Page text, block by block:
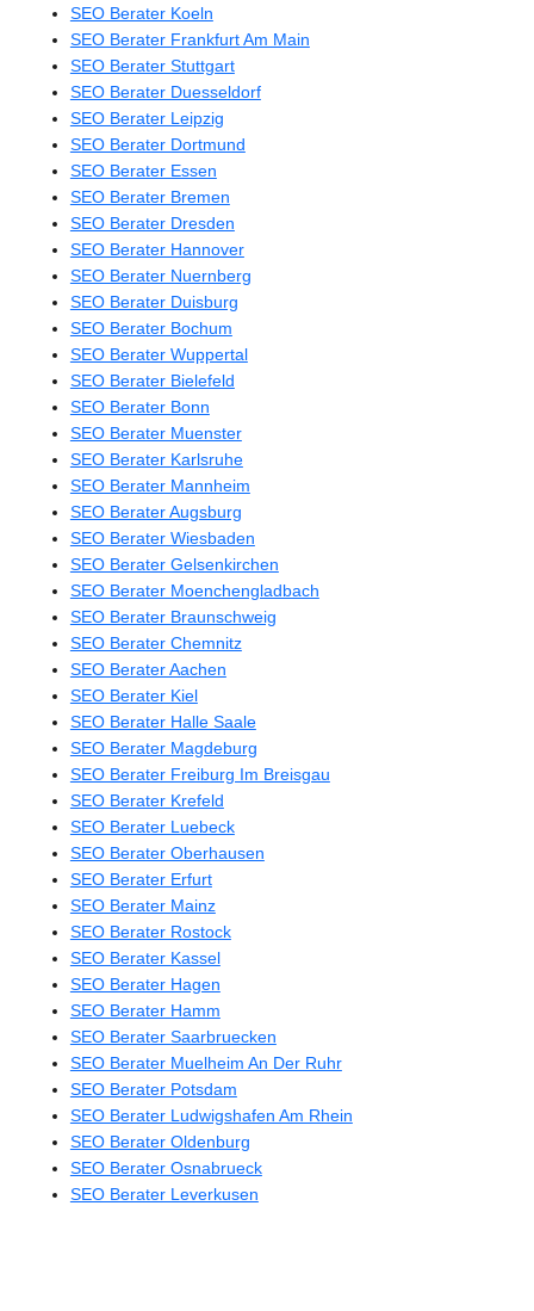
SEO Berater Koeln
SEO Berater Frankfurt Am Main
SEO Berater Stuttgart
SEO Berater Duesseldorf
SEO Berater Leipzig
SEO Berater Dortmund
SEO Berater Essen
SEO Berater Bremen
SEO Berater Dresden
SEO Berater Hannover
SEO Berater Nuernberg
SEO Berater Duisburg
SEO Berater Bochum
SEO Berater Wuppertal
SEO Berater Bielefeld
SEO Berater Bonn
SEO Berater Muenster
SEO Berater Karlsruhe
SEO Berater Mannheim
SEO Berater Augsburg
SEO Berater Wiesbaden
SEO Berater Gelsenkirchen
SEO Berater Moenchengladbach
SEO Berater Braunschweig
SEO Berater Chemnitz
SEO Berater Aachen
SEO Berater Kiel
SEO Berater Halle Saale
SEO Berater Magdeburg
SEO Berater Freiburg Im Breisgau
SEO Berater Krefeld
SEO Berater Luebeck
SEO Berater Oberhausen
SEO Berater Erfurt
SEO Berater Mainz
SEO Berater Rostock
SEO Berater Kassel
SEO Berater Hagen
SEO Berater Hamm
SEO Berater Saarbruecken
SEO Berater Muelheim An Der Ruhr
SEO Berater Potsdam
SEO Berater Ludwigshafen Am Rhein
SEO Berater Oldenburg
SEO Berater Osnabrueck
SEO Berater Leverkusen